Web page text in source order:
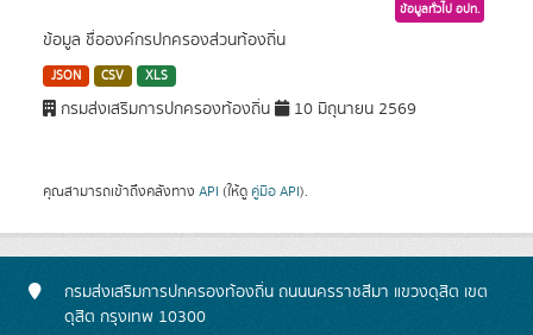
ข้อมูลทั่วไป อปท.
ข้อมูล ชื่อองค์กรปกครองส่วนท้องถิ่น
JSON CSV XLS
กรมส่งเสริมการปกครองท้องถิ่น 10 มิถุนายน 2569
คุณสามารถเข้าถึงคลังทาง API (ให้ดู คู่มือ API).
กรมส่งเสริมการปกครองท้องถิ่น ถนนนครราชสีมา แขวงดุสิต เขต
ดุสิต กรุงเทพ 10300